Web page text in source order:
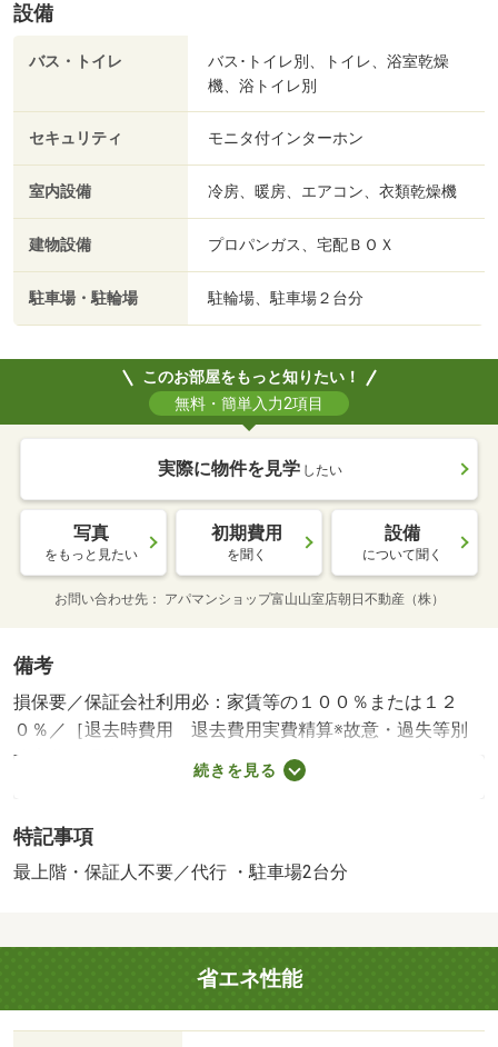
設備
バス・トイレ
バス･トイレ別、トイレ、浴室乾燥
機、浴トイレ別
セキュリティ モニタ付インターホン
室内設備 冷房、暖房、エアコン、衣類乾燥機
建物設備 プロパンガス、宅配ＢＯＸ
駐車場・駐輪場 駐輪場、駐車場２台分
このお部屋をもっと知りたい！
無料・簡単入力2項目
実際に物件を見学 したい
写真
をもっと見たい
初期費用
を聞く
設備
について聞く
お問い合わせ先 アパマンショップ富山山室店朝日不動産（株）
備考
損保要／保証会社利用必：家賃等の１００％または１２
０％／［退去時費用 退去費用実費精算※故意・過失等別
途実費］環境維持費：１ヶ月５５０円（税込）、鍵交換
費：ご契約時１６５００円（税込）、退去時清掃費：５２
数料：１６５００円（税込）、保証委託料：必要 保証会
社：プラザ賃貸保証／バストイレ別／エアコン／ＴＶイン
台以上／２駅利用可／プロパンガス／礼金１ヶ月／保証会
社利用可／ＩＴ重説 対応物件／クスリのアオキ 柳原店
（スーパー）まで１９０ｍ／ファミリーマート（コンビ
ニ）まで４２１ｍ／パスタショッピングセンター（スーパ
続きを見る
特記事項
最上階・保証人不要／代行 ・駐車場2台分
省エネ性能